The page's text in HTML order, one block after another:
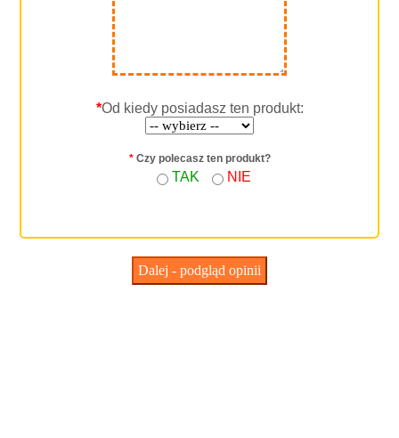
*Od kiedy posiadasz ten produkt:
*Czy polecasz ten produkt?
TAK NIE